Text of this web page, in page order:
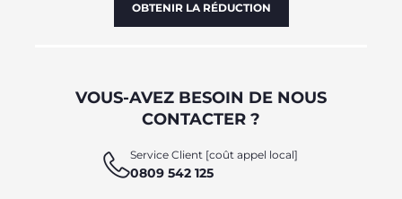
OBTENIR LA RÉDUCTION
VOUS-AVEZ BESOIN DE NOUS
CONTACTER ?
Service Client [coût appel local]
0809 542 125